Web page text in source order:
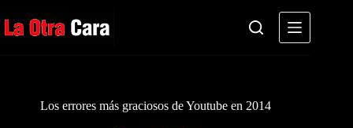
al
contenido
Los errores más graciosos de Youtube en 2014